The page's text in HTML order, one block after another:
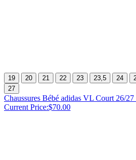
19 20 21 22 23 23,5 24
27
Chaussures Bébé adidas VL Court 26/
Current Price:$70.00